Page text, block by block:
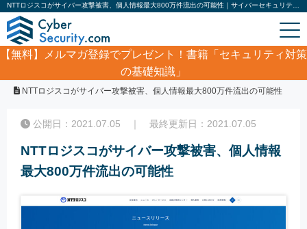
【無料】
メルマガ登録でプレゼント！書籍「セキュリティ対策
の基礎知識」
サイバーセキュリティ・情報漏洩ニュース
NTTロジスコがサイバー攻撃被害、個人情報最大800万件流出の可能性
公開日：2021.07.05 ｜ 最終更新日：2021.07.05
NTTロジスコがサイバー攻撃被害、個人情報
最大800万件流出の可能性